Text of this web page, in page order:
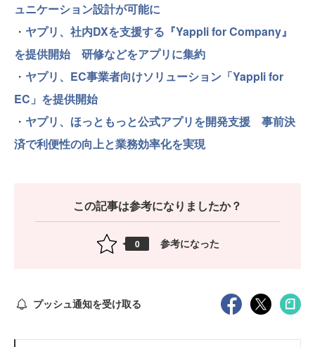
ュニケーション設計が可能に
・ ヤプリ、社内DXを支援する『Yappli for Company』
を提供開始 研修などをアプリに集約
・ ヤプリ、EC事業者向けソリューション「Yappli for
EC」を提供開始
・ ヤプリ、ほっともっと公式アプリを開発支援 事前決
済で利便性の向上と業務効率化を実現
この記事は参考になりましたか？
0 参考になった
プッシュ通知を受け取る